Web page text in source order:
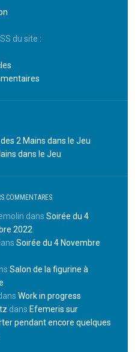
du site :
2 Mains dans le Jeu
dans le Jeu
COMMENTARES
dans Soirée du 4
2022
Soirée du 4 Novembre
Salon de la figurine à
Work in progress
dans Efemeris sur
pendant encore quelques